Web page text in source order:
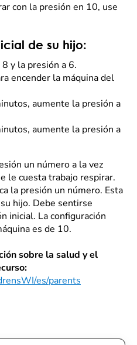
con la presión en 10, use
de su hijo:
y la presión a 6.
encender la máquina del
aumente la presión a
aumente la presión a
un número a la vez
le cuesta trabajo respirar.
la presión un número. Esta
hijo. Debe sentirse
inicial. La configuración
es de 10.
sobre la salud y el
es/parents